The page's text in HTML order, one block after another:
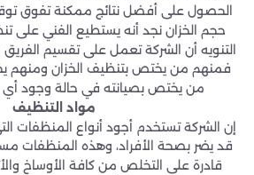
الحصول على أفضل نتائج ممكنة تفوق
حجم الخزان نجد أنه يستطيع الفني على
التنويه أن الشركة تعمل على تقسيم
فمنهم من يختص بتنظيف الخزان ومنهم
من يختص بصيانته في حالة وجود
مواد التنظيف
إن الشركة تستخدم أجود أنواع المنظفات
قد يضر بصحة الأفراد، وهذه المنظفات
قادرة على التخلص من كافة الأوساخ